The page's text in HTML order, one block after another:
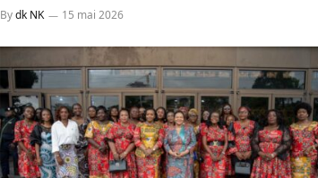
By dk NK 15 mai 2026